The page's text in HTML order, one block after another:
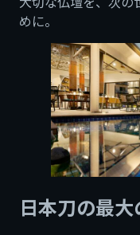
めに。
日本刀の最大